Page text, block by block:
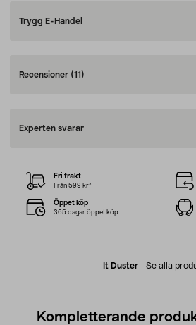
Trygg E-Handel
Recensioner (11)
Experten svarar
It Duster- Se alla
Fri frakt
Från 599 kr*
Öppet köp
365 dagar öppet köp
Kompletterande